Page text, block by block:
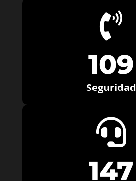

109
Seguridad

147